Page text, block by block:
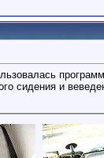
сидения и